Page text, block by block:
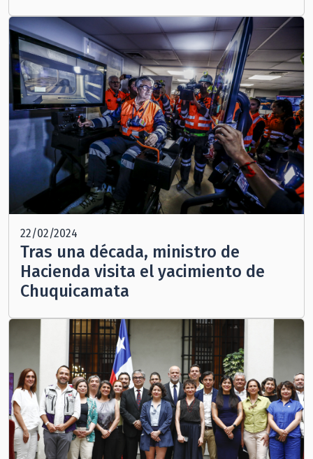
22/02/2024
Tras una década, ministro de
Hacienda visita el yacimiento de
Chuquicamata